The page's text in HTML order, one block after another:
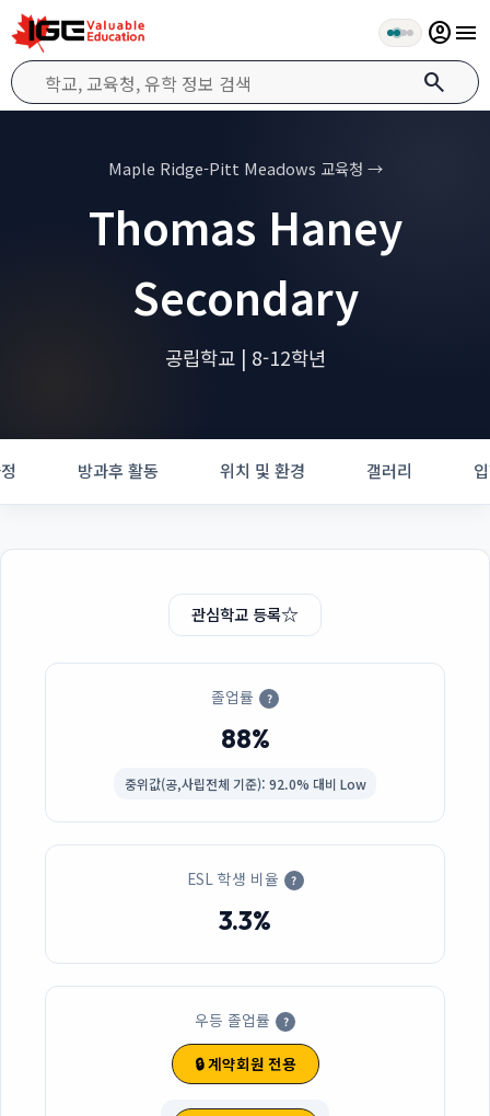
search
account_circlemenu
Maple Ridge-Pitt Meadows 교육청 →
Thomas Haney
Secondary
공립학교 | 8-12학년
방과후 활동 위치 및 환경 갤러리
관심학교 등록☆
졸업률 ?
88%
중위값(공,사립전체 기준): 92.0% 대비 Low
ESL 학생 비율 ?
3.3%
우등 졸업률 ?
🔒 계약회원 전용